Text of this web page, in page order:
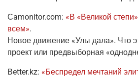
Сamonitor.com: «В «Вели­кой
всем».
Новое дви­же­ние «Улы дала». Что
про­ект или пред­вы­бор­ная
Вetter.kz: «Бес­пре­дел меч­та­ний